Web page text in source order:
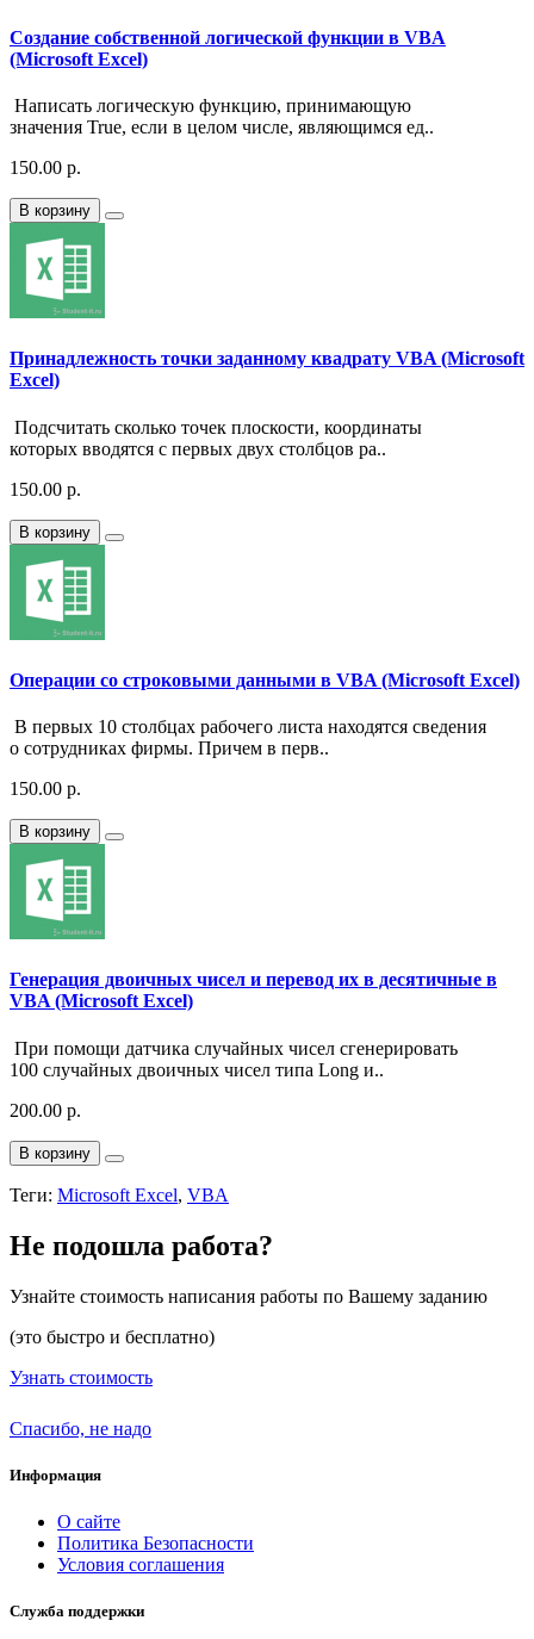
Создание собственной логической функции в VBA
(Microsoft Excel)
Написать логическую функцию, принимающую
значения True, если в целом числе, являющимся ед..
150.00 р.
В корзину
Принадлежность точки заданному квадрату VBA (Microsoft
Excel)
Подсчитать сколько точек плоскости, координаты
которых вводятся с первых двух столбцов ра..
150.00 р.
В корзину
Операции со строковыми данными в VBA (Microsoft Excel)
В первых 10 столбцах рабочего листа находятся сведения
о сотрудниках фирмы. Причем в перв..
150.00 р.
В корзину
Генерация двоичных чисел и перевод их в десятичные в
VBA (Microsoft Excel)
При помощи датчика случайных чисел сгенерировать
100 случайных двоичных чисел типа Long и..
200.00 р.
В корзину
Теги: Microsoft Excel, VBA
Не подошла работа?
Узнайте стоимость написания работы по Вашему заданию
(это быстро и бесплатно)
Узнать стоимость
Спасибо, не надо
Информация
О сайте
Политика Безопасности
Условия соглашения
Служба поддержки